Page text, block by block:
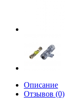
Описание
Отзывов (0)